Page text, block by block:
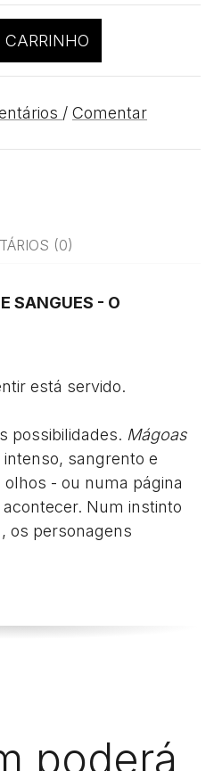
/ Comentar
(0)
SANGUES - O
está servido.
possibilidades. Mágoas
sangrento e
- ou numa página
Num instinto
os personagens
poderá